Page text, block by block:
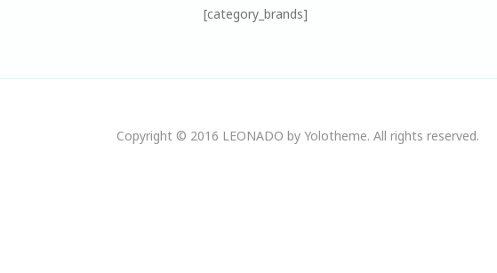
[category_brands]
Copyright © 2016 LEONADO by Yolotheme. All rights reserved.